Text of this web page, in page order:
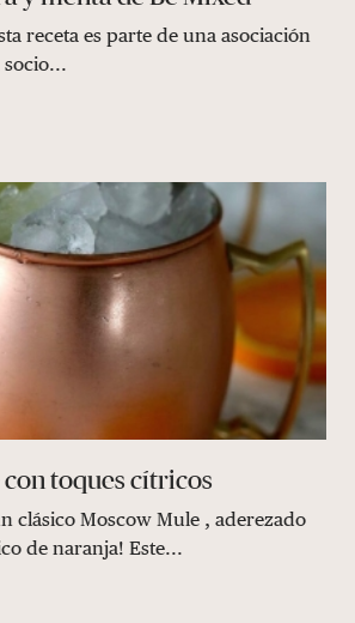
receta es parte de una asociación
toques cítricos
clásico Moscow Mule , aderezado
de naranja! Este...